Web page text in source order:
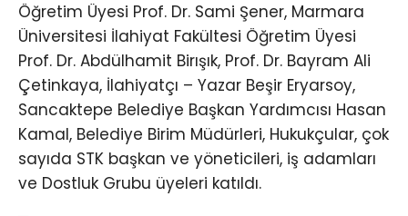
Öğretim Üyesi Prof. Dr. Sami Şener, Marmara
Üniversitesi İlahiyat Fakültesi Öğretim Üyesi
Prof. Dr. Abdülhamit Birışık, Prof. Dr. Bayram Ali
Çetinkaya, İlahiyatçı – Yazar Beşir Eryarsoy,
Sancaktepe Belediye Başkan Yardımcısı Hasan
Kamal, Belediye Birim Müdürleri, Hukukçular, çok
sayıda STK başkan ve yöneticileri, iş adamları
ve Dostluk Grubu üyeleri katıldı.